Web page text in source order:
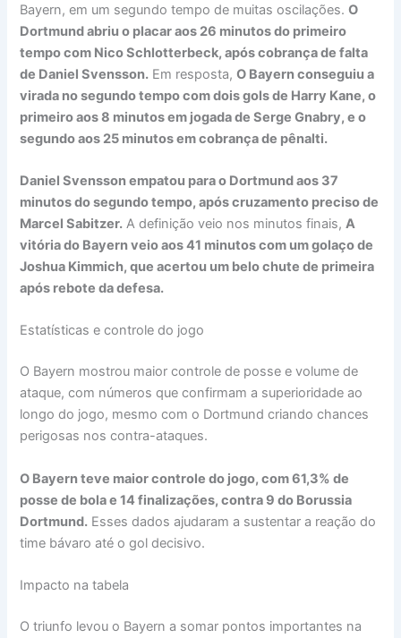
Bayern, em um segundo tempo de muitas oscilações.O
Dortmund abriu o placar aos 26 minutos do primeiro
tempo com Nico Schlotterbeck, após cobrança de falta
de Daniel Svensson. Em resposta,O Bayern conseguiu a
virada no segundo tempo com dois gols de Harry Kane, o
primeiro aos 8 minutos em jogada de Serge Gnabry, e o
segundo aos 25 minutos em cobrança de pênalti.
Daniel Svensson empatou para o Dortmund aos 37
minutos do segundo tempo, após cruzamento preciso de
Marcel Sabitzer. A definição veio nos minutos finais,A
vitória do Bayern veio aos 41 minutos com um golaço de
Joshua Kimmich, que acertou um belo chute de primeira
após rebote da defesa.
Estatísticas e controle do jogo
O Bayern mostrou maior controle de posse e volume de
ataque, com números que confirmam a superioridade ao
longo do jogo, mesmo com o Dortmund criando chances
perigosas nos contra-ataques.
O Bayern teve maior controle do jogo, com 61,3% de
posse de bola e 14 finalizações, contra 9 do Borussia
Dortmund. Esses dados ajudaram a sustentar a reação do
time bávaro até o gol decisivo.
Impacto na tabela
O triunfo levou o Bayern a somar pontos importantes na